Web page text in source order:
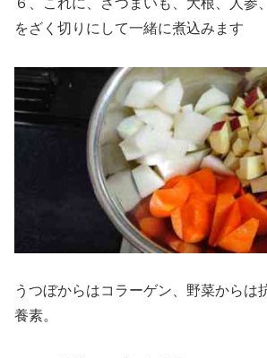
をざく切りにして一緒に煮込みます
うつぼからはコラーゲン、野菜からは
養素。